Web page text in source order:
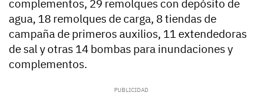
complementos, 29 remolques con depósito de
agua, 18 remolques de carga, 8 tiendas de
campaña de primeros auxilios, 11 extendedoras
de sal y otras 14 bombas para inundaciones y
complementos.